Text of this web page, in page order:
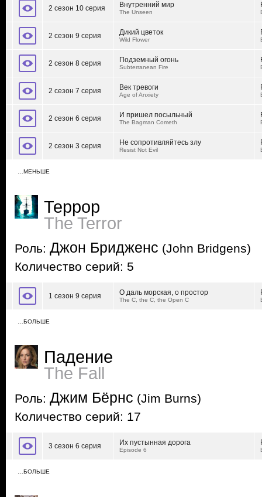
2 сезон 10 серия Внутренний мир
The Unseen
2 сезон 9 серия Дикий цветок
Wild Flower
2 сезон 8 серия Подземный огонь
Subterranean Fire
2 сезон 7 серия Век тревоги
Age of Anxiety
2 сезон 6 серия И пришел посыльный
The Bagman Cometh
2 сезон 3 серия Не сопротивляйтесь злу
Resist Not Evil
…МЕНЬШЕ
Террор
The Terror
Роль: Джон Бридженс (John Bridgens)
Количество серий: 5
1 сезон 9 серия О даль морская, о простор
The C, the C, the Open C
…БОЛЬШЕ
Падение
The Fall
Роль: Джим Бёрнс (Jim Burns)
Количество серий: 17
3 сезон 6 серия Их пустынная дорога
Episode 6
…БОЛЬШЕ